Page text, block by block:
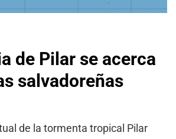
de Pilar se acerca
salvadoreñas
de la tormenta tropical Pilar